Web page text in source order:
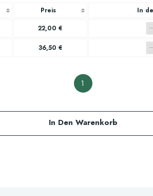
Preis
In
22,00 €
36,50 €
1
In Den Warenkorb